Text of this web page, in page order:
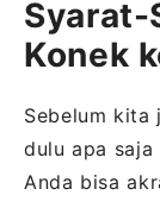
Syarat-
Konek
Sebelum kita
dulu apa saja
Anda bisa